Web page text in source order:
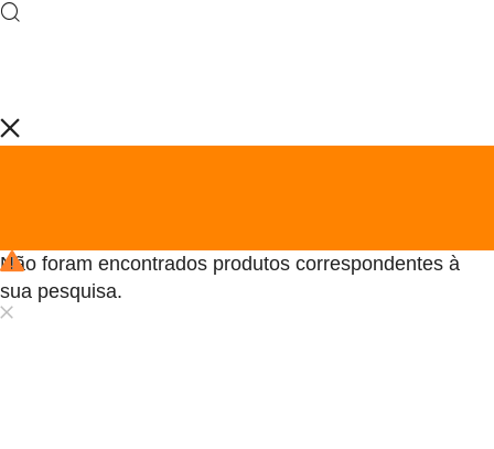
Não foram encontrados produtos correspondentes à
sua pesquisa.